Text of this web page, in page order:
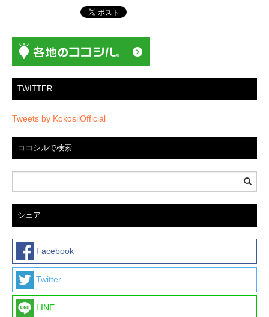
ン
TWITTER
Tweets by KokosilOfficial
ココシルで検索
シェア
Facebook
Twitter
LINE